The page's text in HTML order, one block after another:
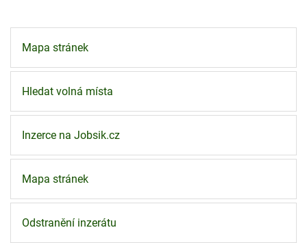
Mapa stránek
Hledat volná místa
Inzerce na Jobsik.cz
Mapa stránek
Odstranění inzerátu